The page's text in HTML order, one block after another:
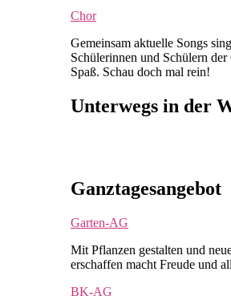
Chor
Gemeinsam aktuelle Songs
Schülerinnen und Schülern
Spaß. Schau doch mal rein!
Unterwegs in der
Ganztagesangebot
Garten-AG
Mit Pflanzen gestalten und
erschaffen macht Freude und
BK-AG